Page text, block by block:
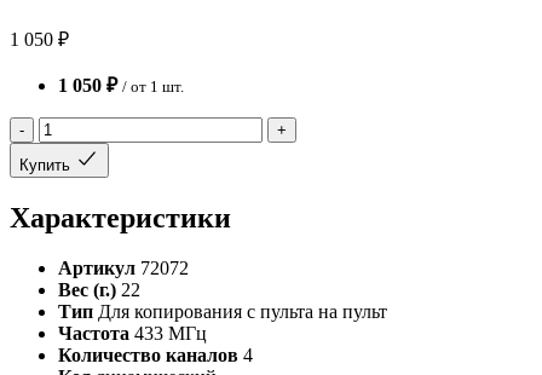
1 050 ₽
1 050 ₽ / от 1 шт.
-
+
Купить
Характеристики
Артикул 72072
Вес (г.) 22
Тип Для копирования с пульта на пульт
Частота 433 МГц
Количество каналов 4